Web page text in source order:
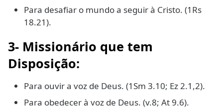
Para desafiar o mundo a seguir à Cristo. (1Rs
18.21).
3- Missionário que tem
Disposição:
Para ouvir a voz de Deus. (1Sm 3.10; Ez 2.1,2).
Para obedecer à voz de Deus. (v.8; At 9.6).